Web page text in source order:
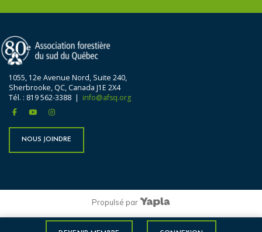
1055, 12e Avenue Nord, Suite 240,
Sherbrooke, QC, Canada J1E 2X4
Tél. : 819 562-3388 | info@afsq.org
facebookyoutubeinstagram
NOUS JOINDRE
Propulsé par